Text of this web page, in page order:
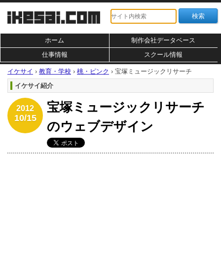
ホーム
制作会社データベース
仕事情報
スクール情報
イケサイ › 教育・学校 › 桃・ピンク › 宝塚ミュージックリサーチ
イケサイ紹介
2012
10/15
宝塚ミュージックリサーチ
のウェブデザイン